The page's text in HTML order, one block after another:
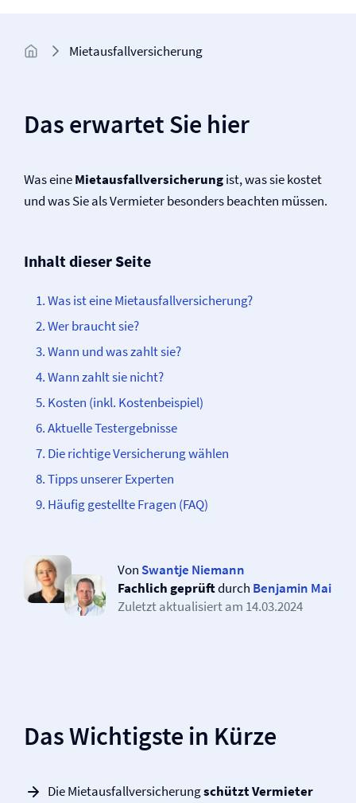
Mietausfall­versicherung
Das erwartet Sie hier
Was eineMietausfall­versicherungist, was sie kostet
und was Sie als Vermieter besonders beachten müssen.
Inhalt dieser Seite
Was ist eine Mietausfall­­versicherung?
Wer braucht sie?
Wann und was zahlt sie?
Wann zahlt sie nicht?
Kosten (inkl. Kostenbeispiel)
Aktuelle Testergebnisse
Die richtige Versicherung wählen
Tipps unserer Experten
Häufig gestellte Fragen (FAQ)
Von Swantje Niemann
Fachlich geprüftdurch Benjamin Mai
Zuletzt aktualisiert am 14.03.2024
Das Wichtigste in Kürze
Die Mietausfall­versicherungschütztVermieter